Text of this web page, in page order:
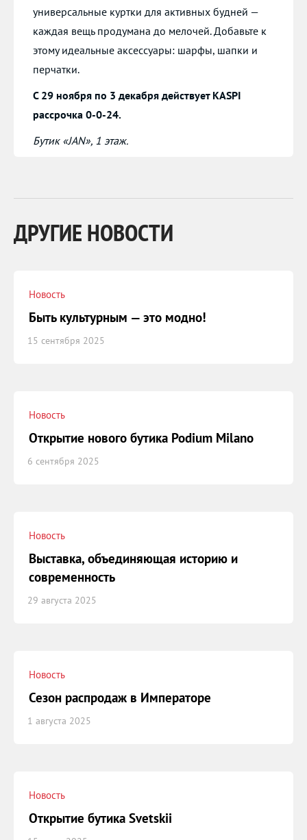
универсальные куртки для активных будней —
каждая вещь продумана до мелочей. Добавьте к
этому идеальные аксессуары: шарфы, шапки и
перчатки.
С 29 ноября по 3 декабря действует KASPI
рассрочка 0-0-24.
Бутик «JAN», 1 этаж.
ДРУГИЕ НОВОСТИ
Новость
Быть культурным — это модно!
15 сентября 2025
Новость
Открытие нового бутика Podium Milano
6 сентября 2025
Новость
Выставка, объединяющая историю и
современность
29 августа 2025
Новость
Сезон распродаж в Императоре
1 августа 2025
Новость
Открытие бутика Svetskii